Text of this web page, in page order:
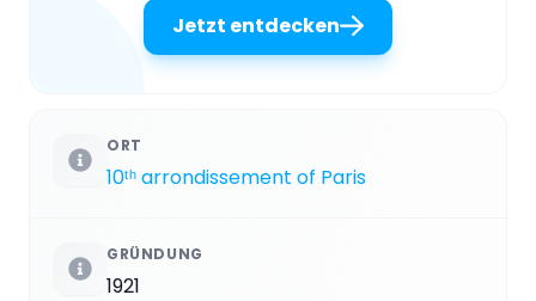
Jetzt entdecken
ORT
10ᵗʰ arrondissement of Paris
GRÜNDUNG
1921